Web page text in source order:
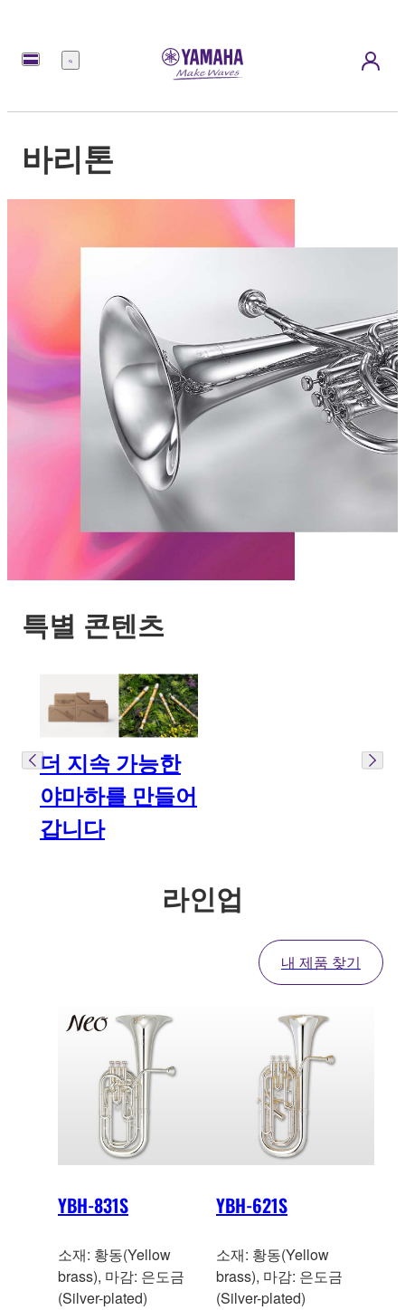
메
바리톤
특별 콘텐츠
더 지속 가능한
야마하를 만들어
갑니다
라인업
내 제품 찾기
YBH-831S
소재: 황동(Yellow
brass), 마감: 은도금
(Silver-plated)
YBH-621S
소재: 황동(Yellow
brass), 마감: 은도금
(Silver-plated)